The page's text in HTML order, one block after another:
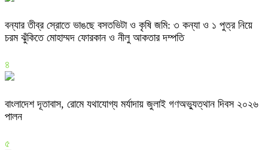
বন্যার তীব্র স্রোতে ভাঙছে বসতভিটা ও কৃষি জমি: ৩ কন্যা ও ১ পুত্র নিয়ে
চরম ঝুঁকিতে মোহাম্মদ ফোরকান ও নীলু আকতার দম্পতি
৪
বাংলাদেশ দূতাবাস, রোমে যথাযোগ্য মর্যাদায় জুলাই গণঅভ্যুত্থান দিবস ২০২৬
পালন
৫